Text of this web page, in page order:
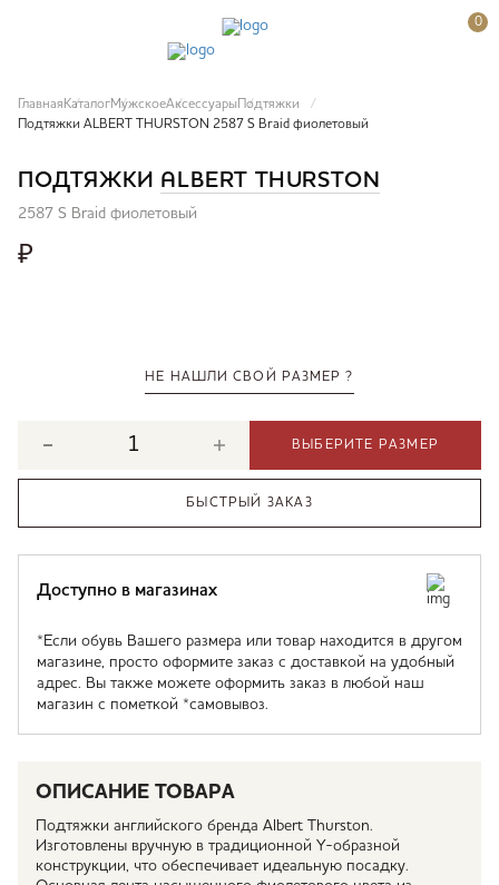
0
Главная КаталогМужскоеАксессуары Подтяжки
Подтяжки ALBERT THURSTON 2587 S Braid фиолетовый
ПОДТЯЖКИ ALBERT THURSTON
2587 S Braid фиолетовый
₽
НЕ НАШЛИ СВОЙ РАЗМЕР ?
ВЫБЕРИТЕ РАЗМЕР
БЫСТРЫЙ ЗАКАЗ
Доступно в магазинах
*Если обувь Вашего размера или товар находится в другом
магазине, просто оформите заказ с доставкой на удобный
адрес. Вы также можете оформить заказ в любой наш
магазин с пометкой *самовывоз.
ОПИСАНИЕ ТОВАРА
Подтяжки английского бренда Albert Thurston.
Изготовлены вручную в традиционной Y-образной
конструкции, что обеспечивает идеальную посадку.